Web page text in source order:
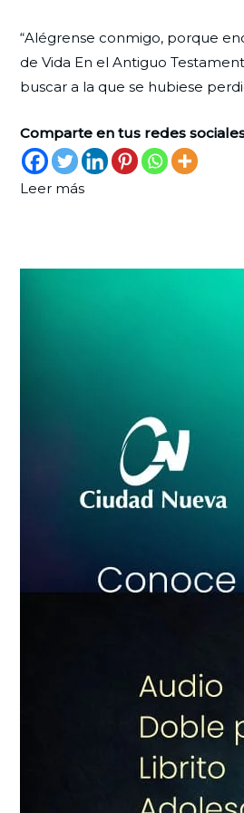
Ciudad
Nueva
31
de
agosto
2025
Palabra
de
Vida
encontrar
y
celebrar
“Alégrense conmigo, porque
de Vida En el Antiguo
buscar a la que se hubiese
Comparte en tus redes
Leer más